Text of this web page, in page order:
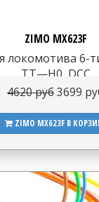
ZIMO MX623F
локомотива 6-
TT—H0, DCC
4620 руб3699
ZIMO MX623F В